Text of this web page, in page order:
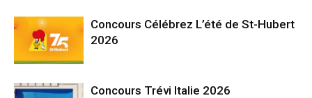
Concours Célébrez L’été de St-Hubert
2026
Concours Trévi Italie 2026